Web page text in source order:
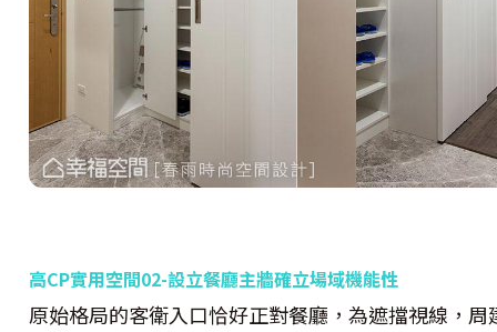
高CP實用空間02-設立餐廳主牆確立場域機能性
原始格局的客衛入口恰好正對餐廳，為遮擋視線，